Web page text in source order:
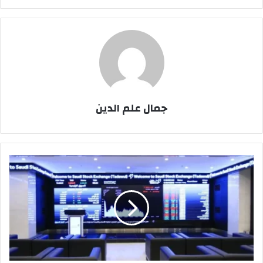
جمال علم الدين
خبراء:
فتح
السوق
السعودية
السيولة
ويغير
خريطة